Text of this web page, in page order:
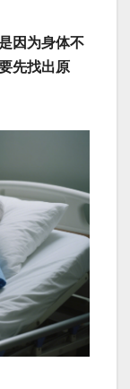
因为身体不
先找出原